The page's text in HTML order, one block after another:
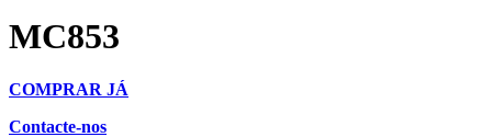
MC853
COMPRAR JÁ
Contacte-nos